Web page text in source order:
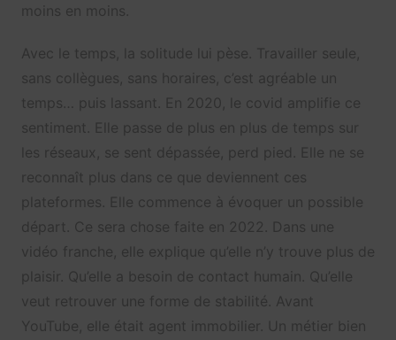
moins en moins.
Avec le temps, la solitude lui pèse. Travailler seule,
sans collègues, sans horaires, c’est agréable un
temps… puis lassant. En 2020, le covid amplifie ce
sentiment. Elle passe de plus en plus de temps sur
les réseaux, se sent dépassée, perd pied. Elle ne se
reconnaît plus dans ce que deviennent ces
plateformes. Elle commence à évoquer un possible
départ. Ce sera chose faite en 2022. Dans une
vidéo franche, elle explique qu’elle n’y trouve plus de
plaisir. Qu’elle a besoin de contact humain. Qu’elle
veut retrouver une forme de stabilité. Avant
YouTube, elle était agent immobilier. Un métier bien